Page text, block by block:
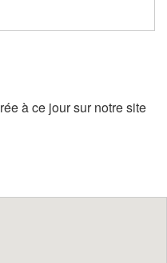
à ce jour sur notre site